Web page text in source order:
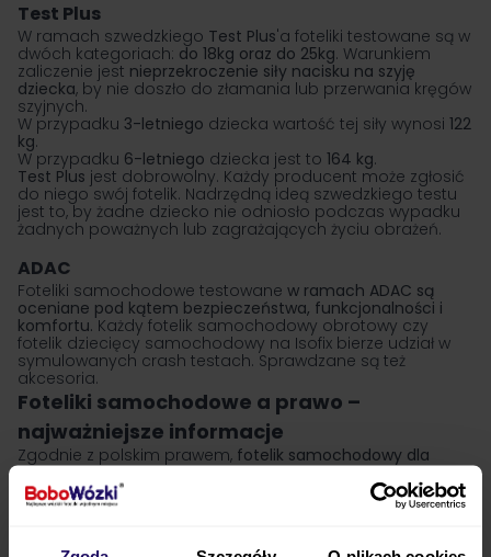
Test Plus
W ramach szwedzkiego Test Plus'a foteliki testowane są w
dwóch kategoriach: do 18kg oraz do 25kg. Warunkiem
zaliczenie jest nieprzekroczenie siły nacisku na szyję
dziecka, by nie doszło do złamania lub przerwania kręgów
szyjnych.
W przypadku 3-letniego dziecka wartość tej siły wynosi 122
kg.
W przypadku 6-letniego dziecka jest to 164 kg.
Test Plus jest dobrowolny. Każdy producent może zgłosić
do niego swój fotelik. Nadrzędną ideą szwedzkiego testu
jest to, by żadne dziecko nie odniosło podczas wypadku
żadnych poważnych lub zagrażających życiu obrażeń.
ADAC
Foteliki samochodowe testowane w ramach ADAC są
oceniane pod kątem bezpieczeństwa, funkcjonalności i
komfortu. Każdy fotelik samochodowy obrotowy czy
fotelik dziecięcy samochodowy na Isofix bierze udział w
symulowanych crash testach. Sprawdzane są też
akcesoria.
Foteliki samochodowe a prawo –
najważniejsze informacje
Zgodnie z polskim prawem, fotelik samochodowy dla
dziecka musi być używany każdorazowo podczas
przewożenia smyka w aucie
. To, do kiedy fotelik
samochodowy jest potrzebny, wyznacza kryterium